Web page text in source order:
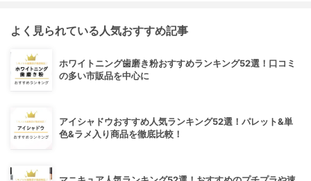
よく見られている人気おすすめ記事
ホワイトニング歯磨き粉おすすめランキング52選！口コミ
の多い市販品を中心に
アイシャドウおすすめ人気ランキング52選！パレット&単
色&ラメ入り商品を徹底比較！